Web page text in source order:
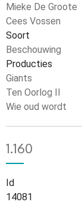
Mieke De Groote
Cees Vossen
Soort
Beschouwing
Producties
Giants
Ten Oorlog II
Wie oud wordt
1.160
Id
14081